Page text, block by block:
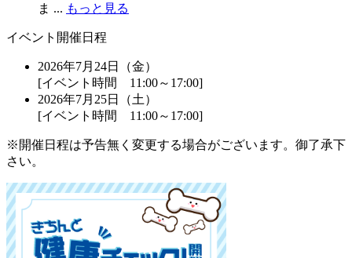
ま ... もっと見る
イベント開催日程
2026年7月24日（金）
[イベント時間 11:00～17:00]
2026年7月25日（土）
[イベント時間 11:00～17:00]
※開催日程は予告無く変更する場合がございます。御了承下
さい。